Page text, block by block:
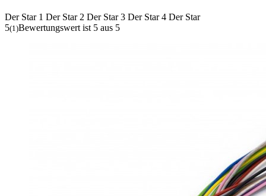
Der Star 1 Der Star 2 Der Star 3 Der Star 4 Der Star
5(1 )Bewertungswert ist 5 aus 5